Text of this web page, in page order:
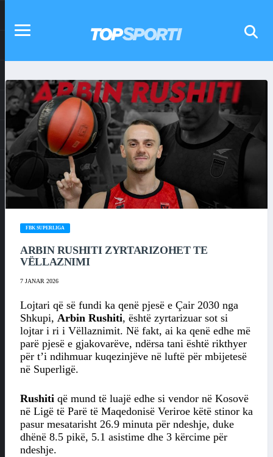
FBK SUPERLIGA
ARBIN RUSHITI ZYRTARIZOHET TE
VËLLAZNIMI
7 JANAR 2026
Lojtari që së fundi ka qenë pjesë e Çair 2030 nga
Shkupi, Arbin Rushiti, është zyrtarizuar sot si
lojtar i ri i Vëllaznimit. Në fakt, ai ka qenë edhe më
parë pjesë e gjakovarëve, ndërsa tani është rikthyer
për t’i ndihmuar kuqezinjëve në luftë për mbijetesë
në Superligë.
Rushiti që mund të luajë edhe si vendor në Kosovë
në Ligë të Parë të Maqedonisë Veriroe këtë stinor ka
pasur mesatarisht 26.9 minuta për ndeshje, duke
dhënë 8.5 pikë, 5.1 asistime dhe 3 kërcime për
ndeshje.